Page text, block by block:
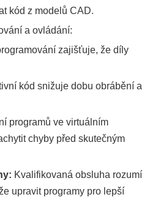
kód z modelů CAD.
a ovládání:
zajišťuje, že díly
kód snižuje dobu obrábění a
programů ve virtuálním
chyby před skutečným
Kvalifikovaná obsluha rozumí
upravit programy pro lepší